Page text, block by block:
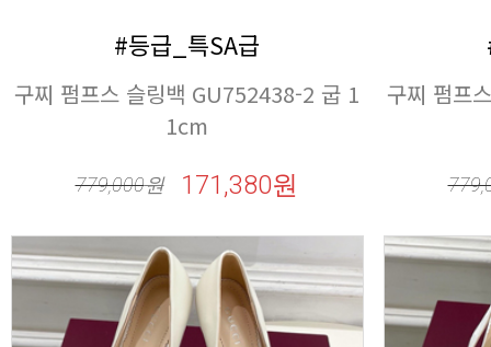
#등급_특SA급
1cm
779,000원 171,380원